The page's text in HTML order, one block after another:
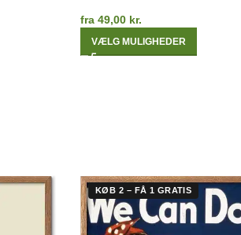
fra 49,00 kr.
VÆLG MULIGHEDER
KØB 2 – FÅ 1 GRATIS